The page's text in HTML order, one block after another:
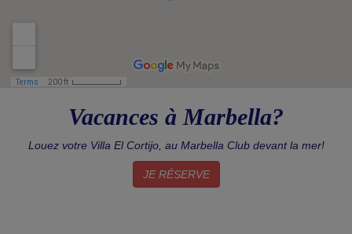
Vacances à Marbella?
Louez votre Villa El Cortijo, au Marbella Club devant la mer!
JE RÉSERVE